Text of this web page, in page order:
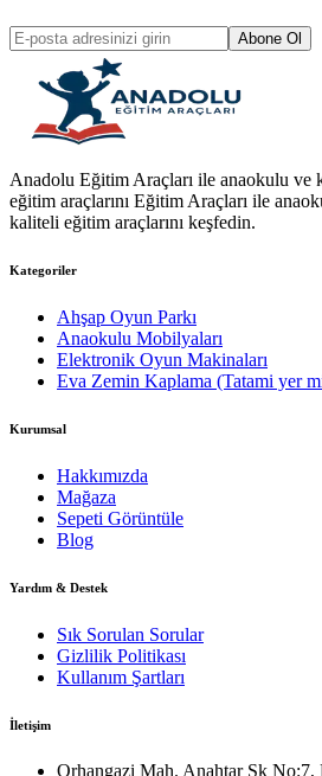
Abone Ol
Anadolu Eğitim Araçları ile anaokulu ve
eğitim araçlarını Eğitim Araçları ile
kaliteli eğitim araçlarını keşfedin.
Kategoriler
Ahşap Oyun Parkı
Anaokulu Mobilyaları
Elektronik Oyun Makinaları
Eva Zemin Kaplama (Tatami yer
Kurumsal
Hakkımızda
Mağaza
Sepeti Görüntüle
Blog
Yardım & Destek
Sık Sorulan Sorular
Gizlilik Politikası
Kullanım Şartları
İletişim
Orhangazi Mah. Anahtar Sk No:7,